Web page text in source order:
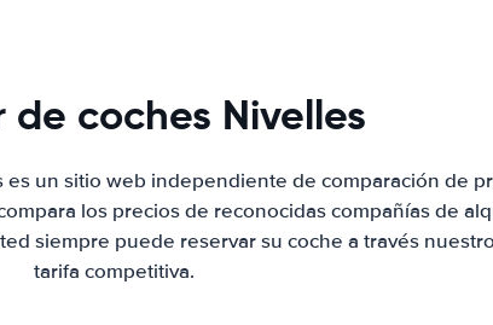
de coches Nivelles
es un sitio web independiente de comparación de
los precios de reconocidas compañías de
siempre puede reservar su coche a través
tarifa competitiva.